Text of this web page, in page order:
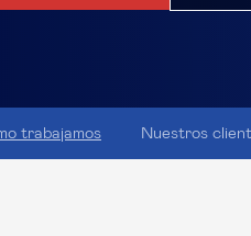
trabajamos Nuestros